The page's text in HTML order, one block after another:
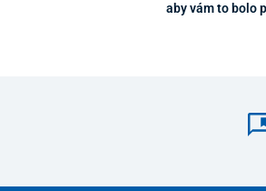
aby vám to bolo